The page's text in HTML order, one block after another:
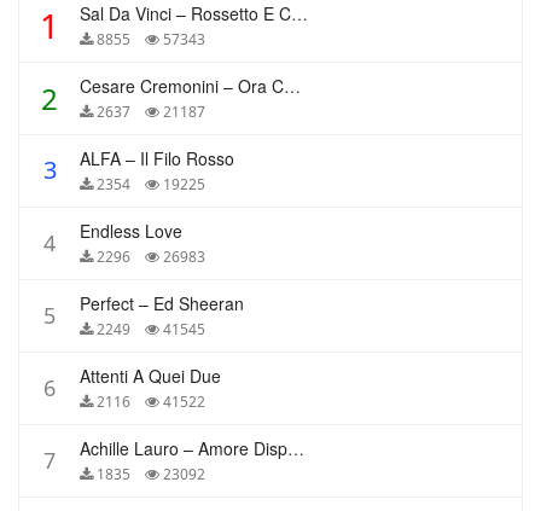
1 Sal Da Vinci – Rossetto E Caffè
8855 57343
2 Cesare Cremonini – Ora Che Non Ho Più Te
2637 21187
3 ALFA – Il Filo Rosso
2354 19225
4 Endless Love
2296 26983
5 Perfect – Ed Sheeran
2249 41545
6 Attenti A Quei Due
2116 41522
7 Achille Lauro – Amore Disperato
1835 23092